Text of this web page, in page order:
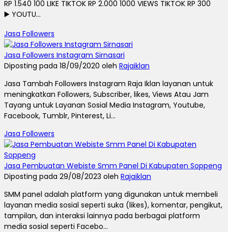
RP 1.540 100 LIKE TIKTOK RP 2.000 1000 VIEWS TIKTOK RP 300
▶️ YOUTU...
Jasa Followers
Jasa Followers Instagram Sirnasari
Diposting pada 18/09/2020 oleh Rajaiklan
Jasa Tambah Followers Instagram Raja Iklan layanan untuk
meningkatkan Followers, Subscriber, likes, Views Atau Jam
Tayang untuk Layanan Sosial Media Instagram, Youtube,
Facebook, Tumblr, Pinterest, Li...
Jasa Followers
Jasa Pembuatan Webiste Smm Panel Di Kabupaten Soppeng
Diposting pada 29/08/2023 oleh Rajaiklan
SMM panel adalah platform yang digunakan untuk membeli
layanan media sosial seperti suka (likes), komentar, pengikut,
tampilan, dan interaksi lainnya pada berbagai platform
media sosial seperti Facebo...